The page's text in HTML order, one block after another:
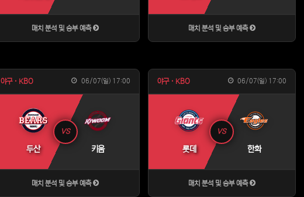
매치 분석 및 승부 예측 매치 분석 및 승부 예측
야구 · KBO 06/07(일) 17:00
두산
VS
키움
매치 분석 및 승부 예측
야구 · KBO 06/07(일) 17:00
롯데
VS
한화
매치 분석 및 승부 예측